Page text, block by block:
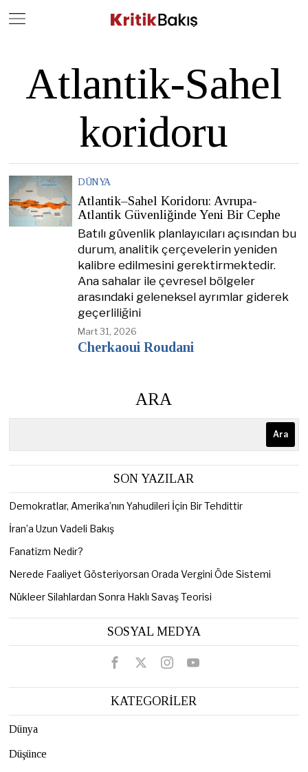
Atlantik-Sahel
koridoru
DÜNYA
Atlantik–Sahel Koridoru: Avrupa-
Atlantik Güvenliğinde Yeni Bir Cephe
Batılı güvenlik planlayıcıları açısından bu
durum, analitik çerçevelerin yeniden
kalibre edilmesini gerektirmektedir.
Ana sahalar ile çevresel bölgeler
arasındaki geleneksel ayrımlar giderek
geçerliliğini
Mart 31, 2026
Cherkaoui Roudani
ARA
Ara
SON YAZILAR
Demokratlar, Amerika’nın Yahudileri İçin Bir Tehdittir
İran’a Uzun Vadeli Bakış
Fanatizm Nedir?
Nerede Faaliyet Gösteriyorsan Orada Vergini Öde Sistemi
Nükleer Silahlardan Sonra Haklı Savaş Teorisi
SOSYAL MEDYA
KATEGORİLER
Dünya
Düşünce